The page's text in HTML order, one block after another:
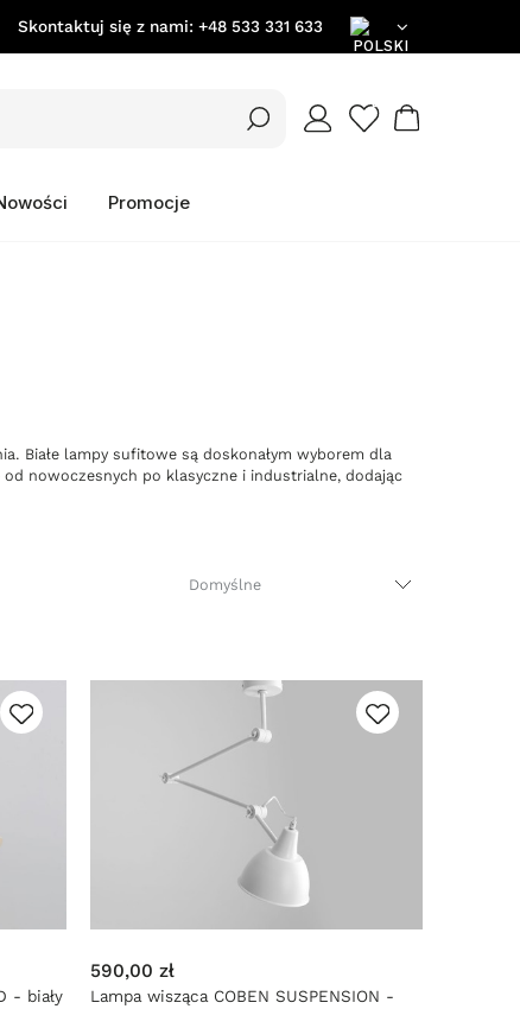
EN
PL
Skontaktuj się z nami: +48 533 331 633
Promocje
Białe lampy sufitowe są doskonałym wyborem dla
nowoczesnych po klasyczne i industrialne, dodając
- biały
590,00 zł
Lampa wisząca COBEN SUSPENSION -